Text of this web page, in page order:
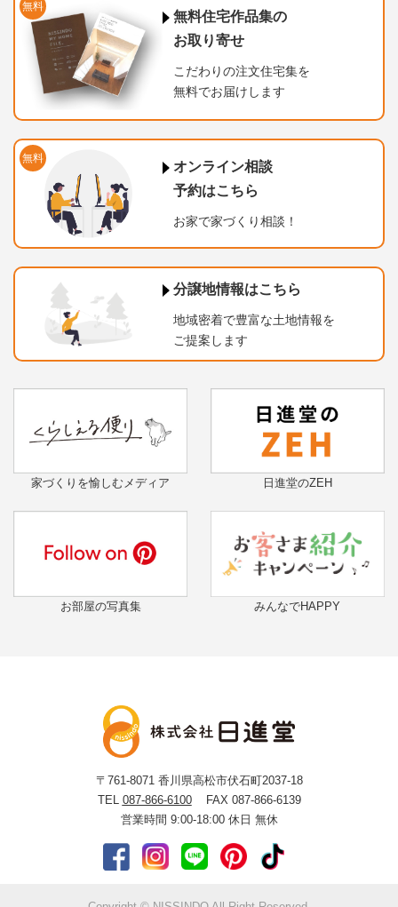
無料
無料住宅作品集の
お取り寄せ
こだわりの注文住宅集を
無料でお届けします
無料
オンライン相談
予約はこちら
お家で家づくり相談！
分譲地情報はこちら
地域密着で豊富な土地情報を
ご提案します
家づくりを愉しむメディア 日進堂のZEH
お部屋の写真集 みんなでHAPPY
〒761-8071香川県高松市伏石町2037-18
TEL 087-866-6100
FAX 087-866-6139
営業時間 9:00-18:00 休日 無休